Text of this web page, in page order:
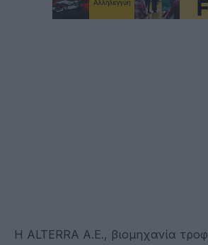
Η ALTERRA Α.Ε., βιομηχανία